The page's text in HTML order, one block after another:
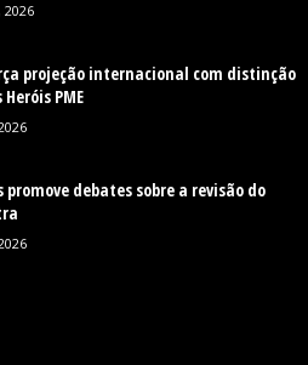
2026
projeção internacional com distinção
PME
debates sobre a revisão do